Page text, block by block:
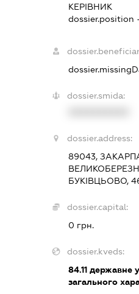
КЕРІВНИК
dossier.position
dossier.smida:
dossier.address:
89043,
БУКІВЦЬОВО,
dossier.capital:
0 грн.
dossier.kveds:
84.11державне
загального